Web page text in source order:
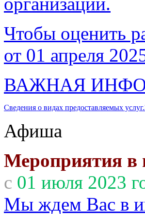
Чтобы оценить
от 01 апреля
ВАЖНАЯ
Сведения о видах предоставляемых услуг.
Афиша
Мероприятия в
с 01 июля 2023
Мы ждем Вас в